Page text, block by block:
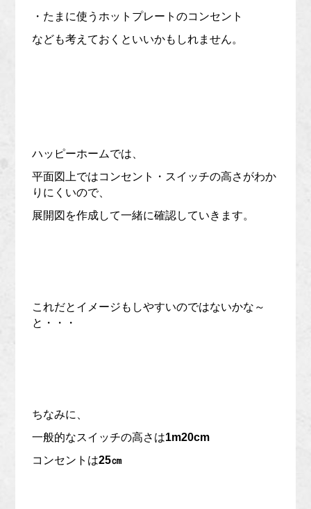
・たまに使うホットプレートのコンセント
なども考えておくといいかもしれません。
ハッピーホームでは、
平面図上ではコンセント・スイッチの高さがわか
りにくいので、
展開図を作成して一緒に確認していきます。
これだとイメージもしやすいのではないかな～
と・・・
ちなみに、
一般的なスイッチの高さは1m20cm
コンセントは25㎝